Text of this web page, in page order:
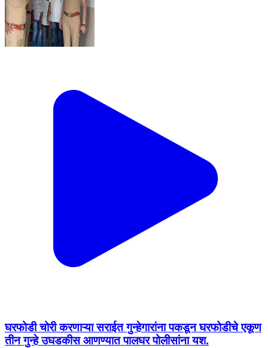
घरफोडी चोरी करणाऱ्या सराईत गुन्हेगारांना पकडून घरफोडीचे एकूण
तीन गुन्हे उघडकीस आणण्यात पालघर पोलीसांना यश.